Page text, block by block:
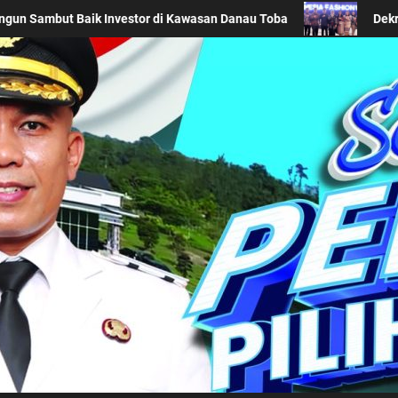
Simalungun Promosikan Wastra Khas Daerah di Acara BTN